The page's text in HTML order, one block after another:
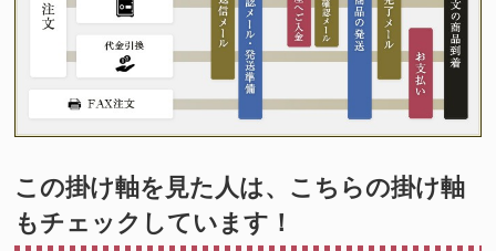
この掛け軸を見た人は、こちらの掛け軸
もチェックしています！